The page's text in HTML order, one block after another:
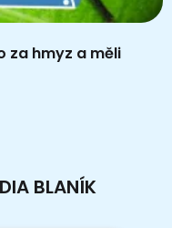
za hmyz a měli
BLANÍK